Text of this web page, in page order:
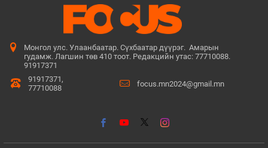
Монгол улс. Улаанбаатар. Сүхбаатар дүүрэг. Амарын
гудамж. Лагшин төв 410 тоот. Редакцийн утас: 77710088.
91917371
91917371,
77710088
focus.mn2024@gmail.mn